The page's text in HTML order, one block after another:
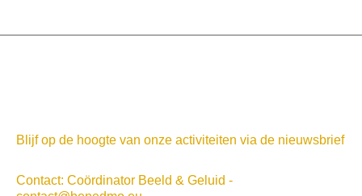
Blijf op de hoogte van onze activiteiten via de nieuwsbrief
Contact: Coördinator Beeld & Geluid -